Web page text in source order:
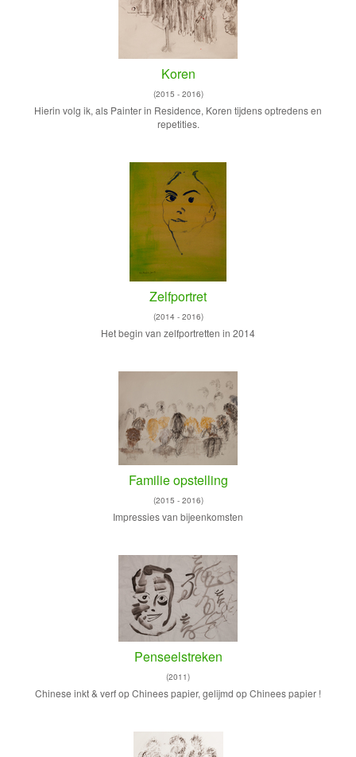
Koren
(2015 - 2016)
Hierin volg ik, als Painter in Residence, Koren tijdens optredens en
repetities.
Zelfportret
(2014 - 2016)
Het begin van zelfportretten in 2014
Familie opstelling
(2015 - 2016)
Impressies van bijeenkomsten
Penseelstreken
(2011)
Chinese inkt & verf op Chinees papier, gelijmd op Chinees papier !